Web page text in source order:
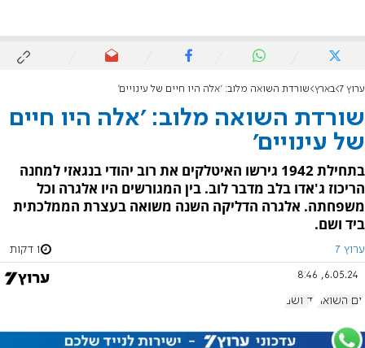
ערוץ 7 בארץ שורדת השואה מלוב: 'אלה היו חיים של עינויים'
שורדת השואה מלוב: 'אלה היו חיים
של עינויים'
בתחילת 1942 גירשו האיטלקים את רוב יהודי בנגאזי למחנה
הריכוז ג'אדו בלב מדבר לוב. בין המגורשים היו אלגרה וכל
משפחתה. אלגרה הדליקה השנה משואה בעצרת הממלכתית
ביד ושם.
ערוץ 7 1 דקות
6.05.24, 8:46
יום השואה יד ושם